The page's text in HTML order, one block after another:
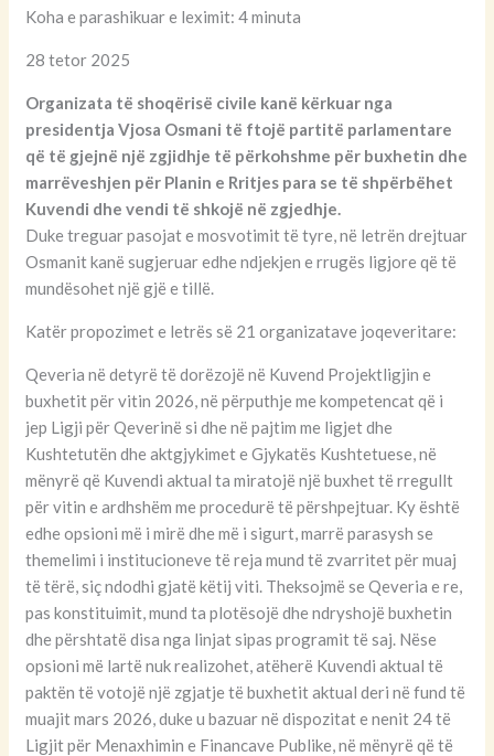
Koha e parashikuar e leximit: 4 minuta
28 tetor 2025
Organizata të shoqërisë civile kanë kërkuar nga
presidentja Vjosa Osmani të ftojë partitë parlamentare
që të gjejnë një zgjidhje të përkohshme për buxhetin dhe
marrëveshjen për Planin e Rritjes para se të shpërbëhet
Kuvendi dhe vendi të shkojë në zgjedhje.
Duke treguar pasojat e mosvotimit të tyre, në letrën drejtuar
Osmanit kanë sugjeruar edhe ndjekjen e rrugës ligjore që të
mundësohet një gjë e tillë.
Katër propozimet e letrës së 21 organizatave joqeveritare:
Qeveria në detyrë të dorëzojë në Kuvend Projektligjin e
buxhetit për vitin 2026, në përputhje me kompetencat që i
jep Ligji për Qeverinë si dhe në pajtim me ligjet dhe
Kushtetutën dhe aktgjykimet e Gjykatës Kushtetuese, në
mënyrë që Kuvendi aktual ta miratojë një buxhet të rregullt
për vitin e ardhshëm me procedurë të përshpejtuar. Ky është
edhe opsioni më i mirë dhe më i sigurt, marrë parasysh se
themelimi i institucioneve të reja mund të zvarritet për muaj
të tërë, siç ndodhi gjatë këtij viti. Theksojmë se Qeveria e re,
pas konstituimit, mund ta plotësojë dhe ndryshojë buxhetin
dhe përshtatë disa nga linjat sipas programit të saj. Nëse
opsioni më lartë nuk realizohet, atëherë Kuvendi aktual të
paktën të votojë një zgjatje të buxhetit aktual deri në fund të
muajit mars 2026, duke u bazuar në dispozitat e nenit 24 të
Ligjit për Menaxhimin e Financave Publike, në mënyrë që të